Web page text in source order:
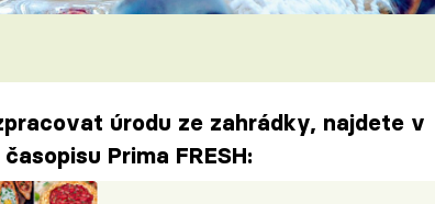
úrodu ze zahrádky, najdete v
Prima FRESH: